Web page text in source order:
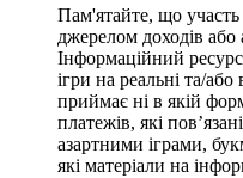
Пам'ятайте, що участь
джерелом доходів або
Інформаційний
ігри на реальні та/
приймає ні в якій
платежів, які
азартними іграми,
які матеріали на